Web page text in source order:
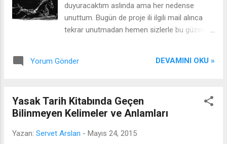
duyuracaktım aslında ama her nedense
unuttum. Bugün de proje ili ilgili mail alınca
tekrar unutmadan hemen sizlerle bu güzelim
(kitap kapağında da görebildiğiniz gibi).
yazılarından oluşan güzel bir kitap
oluşturulacak ve Google Play ve Wattpad de
kurallar da var, onlar da kısaca şu şekilde;
Yorum Gönder DEVAMINI OKU »
Yasak Tarih Kitabında Geçen
Bilinmeyen Kelimeler ve Anlamları
Yazan: Servet Arslan - Mayıs 24, 2015